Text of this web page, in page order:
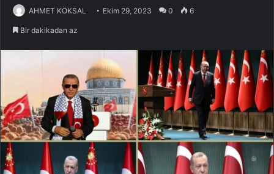
AHMET KÖKSAL Ekim 29, 2023 0 6
Bir dakikadan az